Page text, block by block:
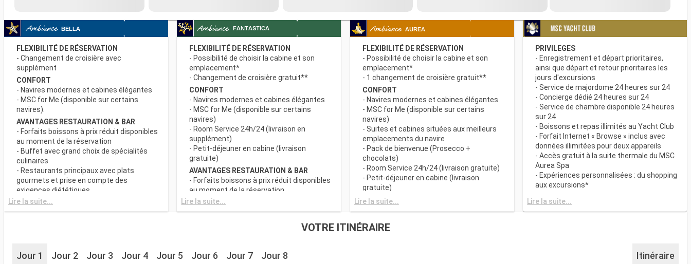
FLEXIBILITÉ DE RÉSERVATION
- Changement de croisière avec
supplément
CONFORT
- Navires modernes et cabines élégantes
- MSC for Me (disponible sur certains
navires).
AVANTAGES RESTAURATION & BAR
- Forfaits boissons à prix réduit disponibles
au moment de la réservation
- Buffet avec grand choix de spécialités
culinaires
- Restaurants principaux avec plats
gourmets et prise en compte des
exigences diététiques
SPORT ET DIVERTISSEMENTS
- Programme varié de spectacles de style
- Salle de sport équipée avec vue
panoramique
Lire la suite...
FLEXIBILITÉ DE RÉSERVATION
- Possibilité de choisir la cabine et son
emplacement*
- Changement de croisière gratuit**
CONFORT
- Navires modernes et cabines élégantes
- MSC for Me (disponible sur certains
navires)
- Room Service 24h/24 (livraison en
supplément)
- Petit-déjeuner en cabine (livraison
gratuite)
AVANTAGES RESTAURATION & BAR
- Forfaits boissons à prix réduit disponibles
au moment de la réservation
- Buffet avec grand choix de spécialités
réserve de disponibilité)
Lire la suite...
FLEXIBILITÉ DE RÉSERVATION
- Possibilité de choisir la cabine et son
emplacement*
- 1 changement de croisière gratuit**
CONFORT
- Navires modernes et cabines élégantes
- MSC for Me (disponible sur certains
navires)
- Suites et cabines situées aux meilleurs
emplacements du navire
- Pack de bienvenue (Prosecco +
chocolats)
- Room Service 24h/24 (livraison gratuite)
- Petit-déjeuner en cabine (livraison
gratuite)
AVANTAGES RESTAURATION & BAR
- Buffet avec grand choix de spécialités
Lire la suite...
PRIVILEGES
- Enregistrement et départ prioritaires,
ainsi que départ et retour prioritaires les
jours d'excursions
- Service de majordome 24 heures sur 24
- Concierge dédié 24 heures sur 24
- Service de chambre disponible 24 heures
sur 24
- Boissons et repas illimités au Yacht Club
- Forfait Internet « Browse » inclus avec
données illimitées pour deux appareils
- Accès gratuit à la suite thermale du MSC
Aurea Spa
- Expériences personnalisées : du shopping
aux excursions*
suite
- Autres attentions personnelles : service
- L’expérience la plus récompensée pour le
Lire la suite...
VOTRE ITINÉRAIRE
Jour 1 Jour 2 Jour 3 Jour 4 Jour 5 Jour 6 Jour 7 Jour 8 Itinéraire